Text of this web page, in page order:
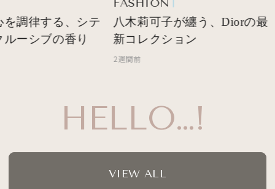
HELLO…!
調律する、シテ
ーシブの香り
FASHION
八木莉可子が纏う、Diorの最
新コレクション
2週間前
VIEW ALL